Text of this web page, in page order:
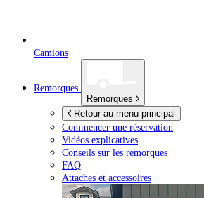
Camions
Remorques
Remorques
Retour au menu principal
Commencer une réservation
Vidéos explicatives
Conseils sur les remorques
FAQ
Attaches et accessoires